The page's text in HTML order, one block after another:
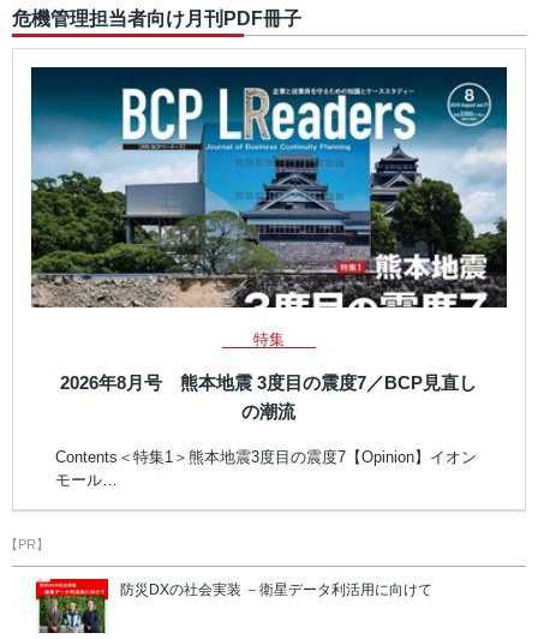
危機管理担当者向け月刊PDF冊子
特集
2026年8月号 熊本地震 3度目の震度7／BCP見直し
の潮流
Contents＜特集1＞熊本地震3度目の震度7【Opinion】イオン
モール…
【PR】
防災DXの社会実装 －衛星データ利活用に向けて